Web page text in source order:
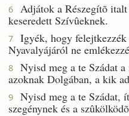
6
Adjátok a Részegítõ
keseredett Szívûeknek.
7
Igyék, hogy felejtkezzék
Nyavalyájáról ne
8
Nyisd meg a te Szádat
azoknak Dolgában, a kik
9
Nyisd meg a te Szádat,
szegénynek és a